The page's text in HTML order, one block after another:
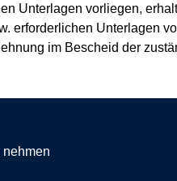
Unterlagen vorliegen,
erforderlichen Unterlagen
im Bescheid der